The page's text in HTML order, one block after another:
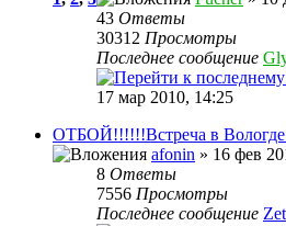
43 Ответы
30312 Просмотры
Последнее сообщение
17 мар 2010, 14:25
ОТБОЙ!!!!!!Встреча в Вологде
afonin » 16 фев
8 Ответы
7556 Просмотры
Последнее сообщение Zet